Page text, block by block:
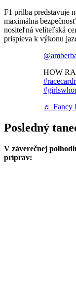
F1 prilba predstavuje
maximálna
nositeľná veliteľská
prispieva k výkonu
HOW
♬ Fancy
Posledný
V záverečnej
príprav: